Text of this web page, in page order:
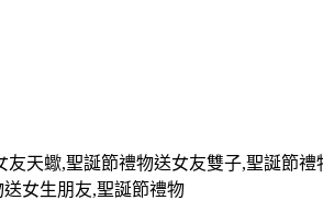
友天蠍,聖誕節禮物送女友雙子,聖誕節禮
女生朋友,聖誕節禮物